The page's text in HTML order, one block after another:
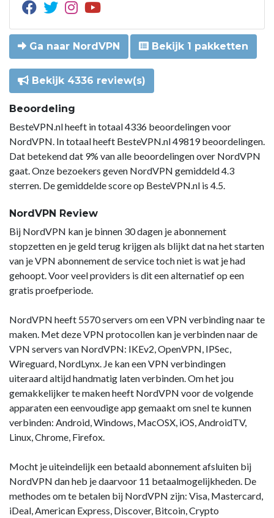
Ga naar NordVPN Bekijk 1 pakketten
Bekijk 4336 review(s)
Beoordeling
BesteVPN.nl heeft in totaal 4336 beoordelingen voor
NordVPN. In totaal heeft BesteVPN.nl 49819 beoordelingen.
Dat betekend dat 9% van alle beoordelingen over NordVPN
gaat. Onze bezoekers geven NordVPN gemiddeld 4.3
sterren. De gemiddelde score op BesteVPN.nl is 4.5.
NordVPN Review
Bij NordVPN kan je binnen 30 dagen je abonnement
stopzetten en je geld terug krijgen als blijkt dat na het starten
van je VPN abonnement de service toch niet is wat je had
gehoopt. Voor veel providers is dit een alternatief op een
gratis proefperiode.
NordVPN heeft 5570 servers om een VPN verbinding naar te
maken. Met deze VPN protocollen kan je verbinden naar de
VPN servers van NordVPN: IKEv2, OpenVPN, IPSec,
Wireguard, NordLynx. Je kan een VPN verbindingen
uiteraard altijd handmatig laten verbinden. Om het jou
gemakkelijker te maken heeft NordVPN voor de volgende
apparaten een eenvoudige app gemaakt om snel te kunnen
verbinden: Android, Windows, MacOSX, iOS, AndroidTV,
Linux, Chrome, Firefox.
Mocht je uiteindelijk een betaald abonnement afsluiten bij
NordVPN dan heb je daarvoor 11 betaalmogelijkheden. De
methodes om te betalen bij NordVPN zijn: Visa, Mastercard,
iDeal, American Express, Discover, Bitcoin, Crypto